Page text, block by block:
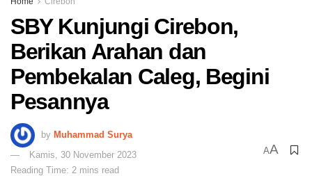
SBY Kunjungi Cirebon,
Berikan Arahan dan
Pembekalan Caleg, Begini
Pesannya
by Muhammad Surya
Kamis, 30 November 2023
Reading Time: 2 mins read
AA